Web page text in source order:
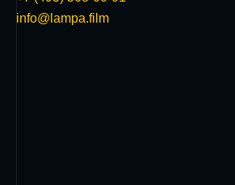
info@lampa.film